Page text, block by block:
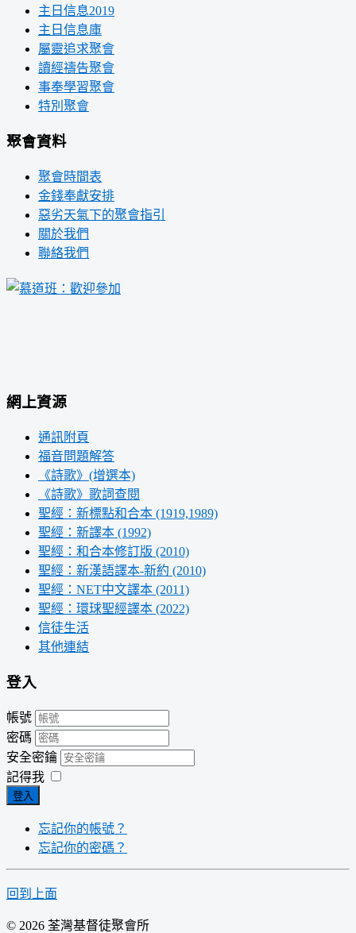
主日信息2019
主日信息庫
屬靈追求聚會
讀經禱告聚會
事奉學習聚會
特別聚會
聚會資料
聚會時間表
金錢奉獻安排
惡劣天氣下的聚會指引
關於我們
聯絡我們
網上資源
通訊附頁
福音問題解答
《詩歌》(增選本)
《詩歌》歌詞查閱
聖經：新標點和合本 (1919,1989)
聖經：新譯本 (1992)
聖經：和合本修訂版 (2010)
聖經：新漢語譯本-新約 (2010)
聖經：NET中文譯本 (2011)
聖經：環球聖經譯本 (2022)
信徒生活
其他連結
登入
帳號
密碼
安全密鑰
記得我
登入
忘記你的帳號？
忘記你的密碼？
回到上面
© 2026 荃灣基督徒聚會所